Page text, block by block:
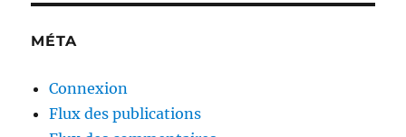
MÉTA
Connexion
Flux des publications